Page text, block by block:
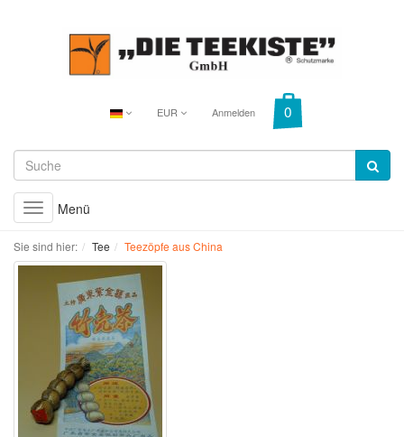
EUR Anmelden
Toggle
navigation
Menü
Sie sind hier: Tee Teezöpfe aus China